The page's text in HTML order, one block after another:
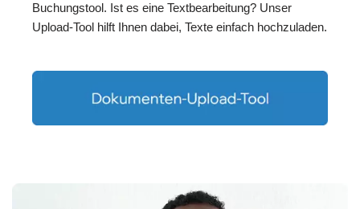
Buchungstool. Ist es eine Textbearbeitung? Unser
Upload-Tool hilft Ihnen dabei, Texte einfach hochzuladen.